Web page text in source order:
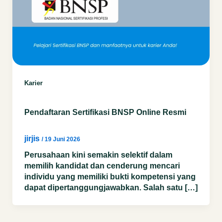
Karier
Pendaftaran Sertifikasi BNSP Online Resmi
jirjis /19 Juni 2026
Perusahaan kini semakin selektif dalam
memilih kandidat dan cenderung mencari
individu yang memiliki bukti kompetensi yang
dapat dipertanggungjawabkan. Salah satu […]